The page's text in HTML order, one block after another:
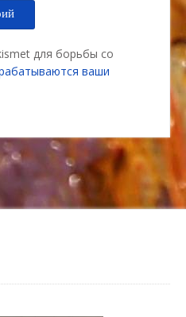
для борьбы со
ваши